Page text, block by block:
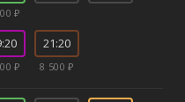
₽
₽
21:20
8 500 ₽